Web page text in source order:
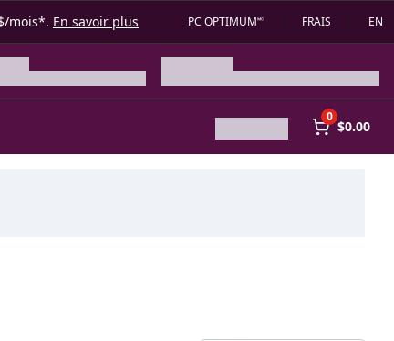
mois*. En savoir plus PC OPTIMUM🅪 FRAIS EN
0
$0.00